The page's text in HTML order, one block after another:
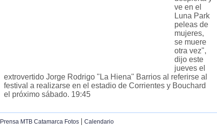
ve en el
Luna Park
peleas de
mujeres,
se muere
otra vez",
dijo este
jueves el
extrovertido Jorge Rodrigo "La Hiena" Barrios al referirse al
festival a realizarse en el estadio de Corrientes y Bouchard
el próximo sábado. 19:45
Prensa MTB Catamarca Fotos | Calendario